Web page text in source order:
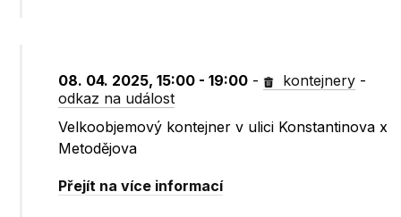
08. 04. 2025, 15:00 - 19:00 - kontejnery -
odkaz na událost
Velkoobjemový kontejner v ulici Konstantinova x
Metodějova
Přejít na více informací